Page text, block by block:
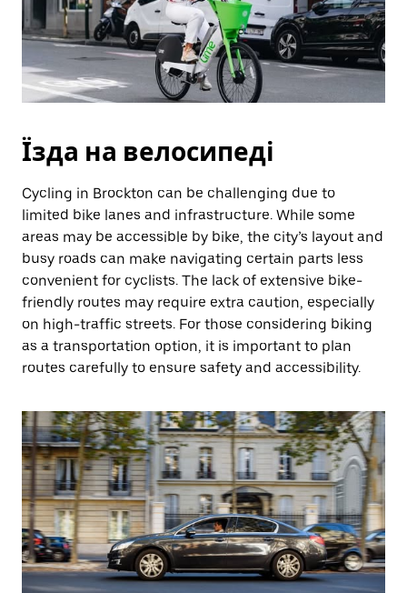
Їзда на велосипеді
Cycling in Brockton can be challenging due to
limited bike lanes and infrastructure. While some
areas may be accessible by bike, the city’s layout and
busy roads can make navigating certain parts less
convenient for cyclists. The lack of extensive bike-
friendly routes may require extra caution, especially
on high-traffic streets. For those considering biking
as a transportation option, it is important to plan
routes carefully to ensure safety and accessibility.